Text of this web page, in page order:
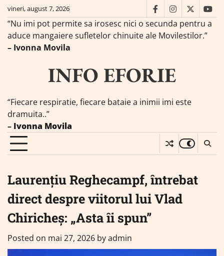
Skip
content
vineri, august 7, 2026 facebookinstagram
twitter
“Nu imi pot permite sa irosesc nici o secunda pentru a
aduce mangaiere sufletelor chinuite ale Movilestilor.”
– Ivonna Movila
INFO EFORIE
“Fiecare respiratie, fiecare bataie a inimii imi este
dramuita..”
– Ivonna Movila
Laurențiu Reghecampf, întrebat
direct despre viitorul lui Vlad
Chiricheș: „Asta îi spun”
Posted on mai 27, 2026 byadmin